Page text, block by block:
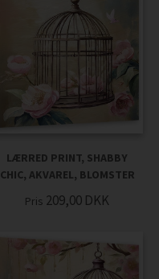
LÆRRED PRINT, SHABBY
CHIC, AKVAREL, BLOMSTER
Pris 209,00 DKK